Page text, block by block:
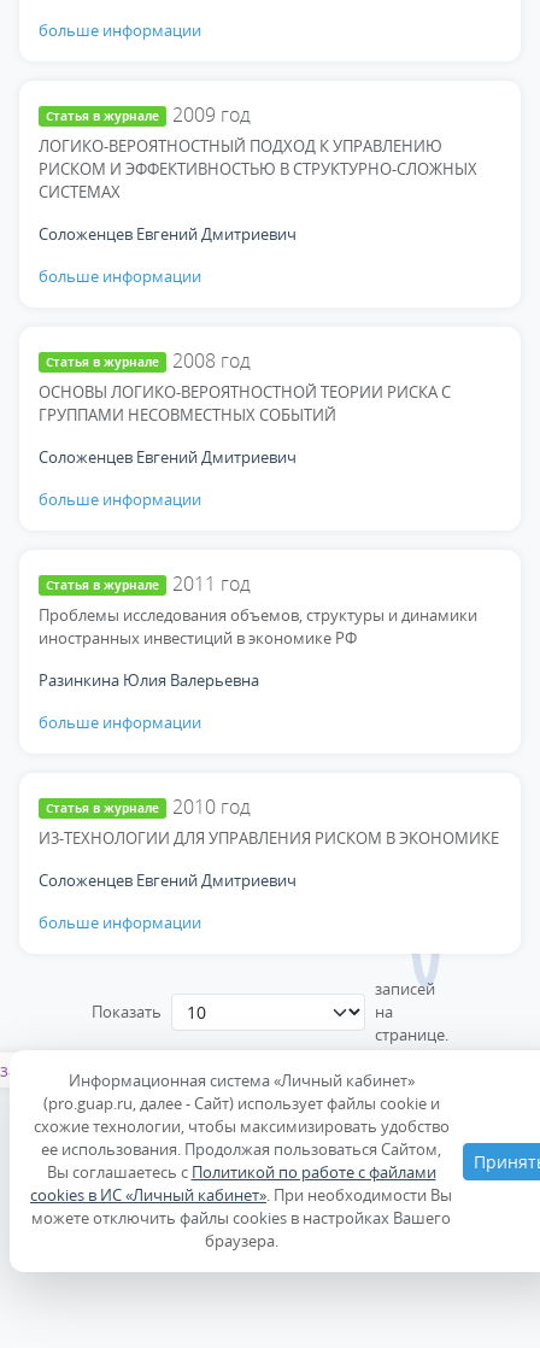
больше информации
ЛОГИКО-ВЕРОЯТНОСТНЫЙ ПОДХОД К УПРАВЛЕНИЮ
РИСКОМ И ЭФФЕКТИВНОСТЬЮ В СТРУКТУРНО-СЛОЖНЫХ
СИСТЕМАХ
Соложенцев Евгений Дмитриевич
больше информации
Статья в журнале 2009 год
ОСНОВЫ ЛОГИКО-ВЕРОЯТНОСТНОЙ ТЕОРИИ РИСКА С
ГРУППАМИ НЕСОВМЕСТНЫХ СОБЫТИЙ
Соложенцев Евгений Дмитриевич
больше информации
Статья в журнале 2008 год
Проблемы исследования объемов, структуры и динамики
иностранных инвестиций в экономике РФ
Разинкина Юлия Валерьевна
больше информации
Статья в журнале 2011 год
И3-ТЕХНОЛОГИИ ДЛЯ УПРАВЛЕНИЯ РИСКОМ В ЭКОНОМИКЕ
Соложенцев Евгений Дмитриевич
больше информации
Статья в журнале 2010год
Показать
записей
на
странице.
… 2525 2526
Информационная система «Личный кабинет»
(pro.guap.ru, далее - Сайт) использует файлы cookie и
схожие технологии, чтобы максимизировать удобство
ее использования. Продолжая пользоваться Сайтом,
Вы соглашаетесь с Политикой по работе с файлами
cookies в ИС «Личный кабинет». При необходимости Вы
можете отключить файлы cookies в настройках Вашего
браузера.